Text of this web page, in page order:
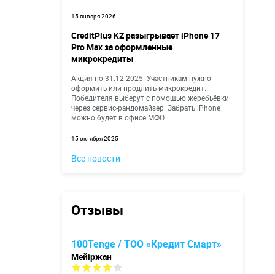
15 января 2026
CreditPlus KZ разыгрывает iPhone 17
Pro Max за оформленные
микрокредиты
Акция по 31.12.2025. Участникам нужно
оформить или продлить микрокредит.
Победителя выберут с помощью жеребьёвки
через сервис-рандомайзер. Забрать iPhone
можно будет в офисе МФО.
15 октября 2025
Все новости
Отзывы
100Tenge / ТОО «Кредит Смарт»
Мейіржан